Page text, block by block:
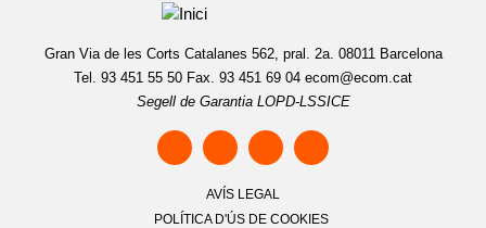
Gran Via de les Corts Catalanes 562, pral. 2a. 08011 Barcelona
Tel. 93 451 55 50 Fax. 93 451 69 04 ecom@ecom.cat
Segell de Garantia LOPD-LSSICE
AVÍS LEGAL
POLÍTICA D'ÚS DE COOKIES